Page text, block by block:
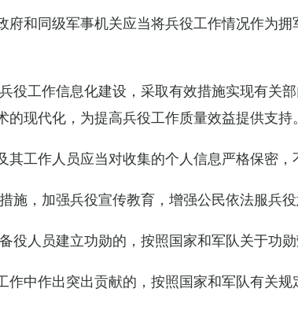
府和同级军事机关应当将兵役工作情况作为
役工作信息化建设，采取有效措施实现有关
现代化，为提高兵役工作质量效益提供支持。
其工作人员应当对收集的个人信息严格保密，
施，加强兵役宣传教育，增强公民依法服兵
役人员建立功勋的，按照国家和军队关于功勋
作中作出突出贡献的，按照国家和军队有关规